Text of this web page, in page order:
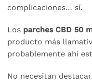
complicaciones… sí.
Los parches CBD 50
producto más
probablemente ahí
No necesitan